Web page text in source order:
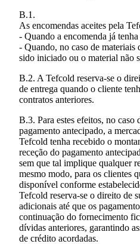
B.1.
As encomendas aceites pela
- Quando a encomenda já tenha
- Quando, no caso de
sido iniciado ou o material não
B.2. A Tefcold reserva-se o
de entrega quando o cliente
contratos anteriores.
B.3. Para estes efeitos, no caso
pagamento antecipado, a
Tefcold tenha recebido o
receção do pagamento
sem que tal implique qualquer
mesmo modo, para os clientes
disponível conforme
Tefcold reserva-se o direito de
adicionais até que os
continuação do fornecimento
dívidas anteriores, garantindo
de crédito acordadas.